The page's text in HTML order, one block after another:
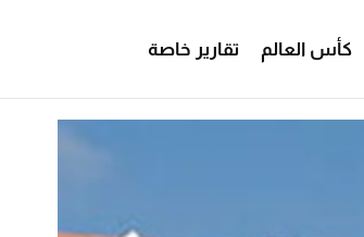
كأس العالم تقارير خاصة